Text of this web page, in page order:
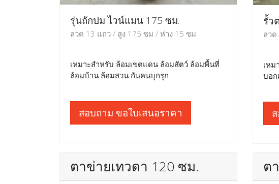
รุ่นถักปม ไวน์แมน 175 ซม.
ลวด 13 แถว / สูง 175 ซม / ห่าง 15 ซม
เหมาะสำหรับ ล้อมเขตแดน ล้อมสัตว์ ล้อมพื้นที่
ล้อมบ้าน ล้อมสวน กันคนบุกรุก
สอบถาม ขอใบเสนอราคา
รั้ว
ลว
เห
บอก
ตาข่ายเทวดา 120 ซม. ต